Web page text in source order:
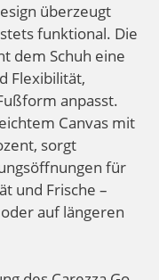
überzeugt
funktional. Die
dem Schuh eine
Flexibilität,
anpasst.
Canvas mit
sorgt
für
und Frische –
auf längeren